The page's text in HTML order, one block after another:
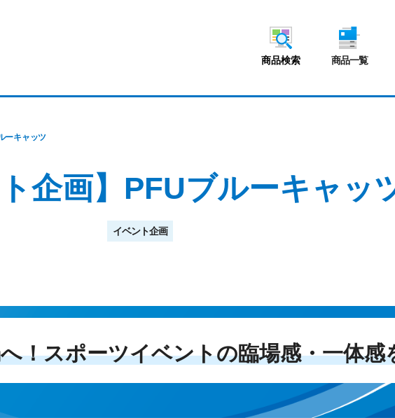
商品検索 商品一覧
ーキャッツ
ト企画】PFUブルーキャッ
イベント企画
！スポーツイベントの臨場感・一体感